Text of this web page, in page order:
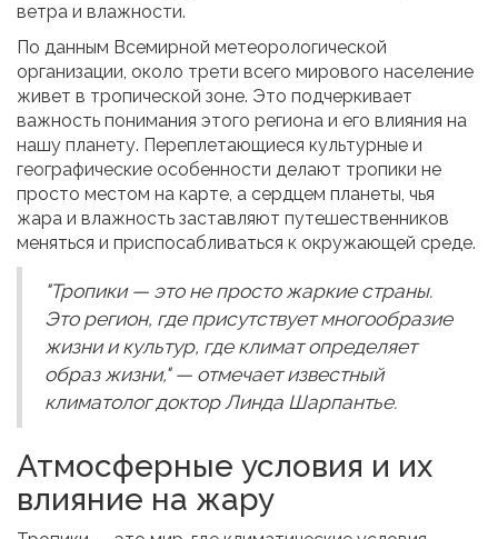
ветра и влажности.
По данным Всемирной метеорологической
организации, около трети всего мирового население
живет в тропической зоне. Это подчеркивает
важность понимания этого региона и его влияния на
нашу планету. Переплетающиеся культурные и
географические особенности делают тропики не
просто местом на карте, а сердцем планеты, чья
жара и влажность заставляют путешественников
меняться и приспосабливаться к окружающей среде.
"Тропики — это не просто жаркие страны.
Это регион, где присутствует многообразие
жизни и культур, где климат определяет
образ жизни," — отмечает известный
климатолог доктор Линда Шарпантье.
Атмосферные условия и их
влияние на жару